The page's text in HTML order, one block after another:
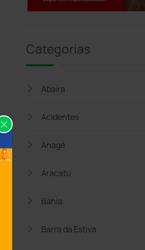
Categorias
Abaíra
Acidentes
Anagé
Aracatu
Bahia
Barra da Estiva